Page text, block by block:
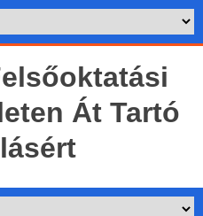
Át Tartó